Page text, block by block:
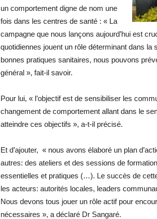
un comportement digne de nom une
fois dans les centres de santé : « La
campagne que nous lançons aujourd’hui est
quotidiennes jouent un rôle déterminant dans
bonnes pratiques sanitaires, nous pouvons
général », fait-il savoir.
Pour lui, « l’objectif est de sensibiliser les
changement de comportement allant dans le
atteindre ces objectifs », a-t-il précisé.
Et d’ajouter, « nous avons élaboré un plan
autres: des ateliers et des sessions de
essentielles et pratiques (…). Le succès de
les acteurs: autorités locales, leaders
Nous devons tous jouer un rôle actif pour
nécessaires », a déclaré Dr Sangaré.